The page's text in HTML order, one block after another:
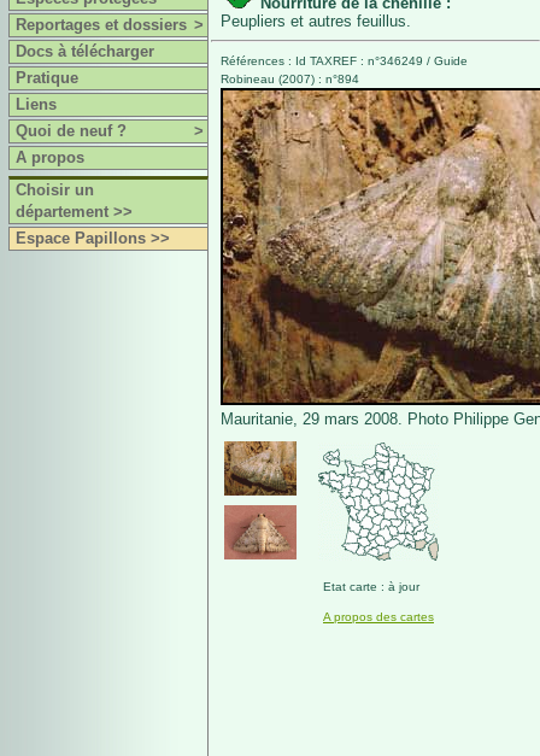
Reportages et dossiers >
Docs à télécharger
Pratique
Liens
Quoi de neuf ?
>
A propos
Choisir un
département >>
Espace Papillons >>
Peupliers et autres feuillus.
Références : Id TAXREF : n°346249 / Guide
Robineau (2007) : n°894
Mauritanie, 29 mars 2008. Photo Philippe
Etat carte : à jour
A propos des cartes